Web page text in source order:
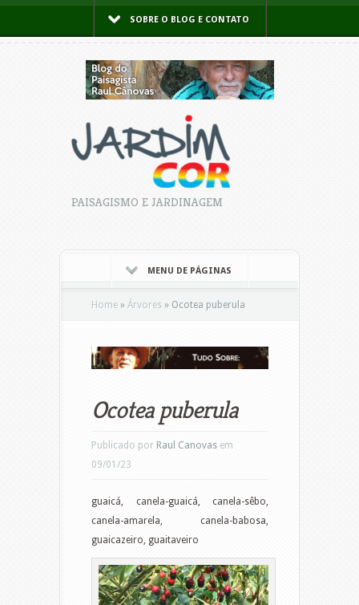
SOBRE O BLOG E CONTATO
PAISAGISMO E JARDINAGEM
MENU DE PÁGINAS
Home » Árvores » Ocotea puberula
Ocotea puberula
Publicado por Raul Canovas em
09/01/23
guaicá, canela-guaicá, canela-sêbo,
canela-amarela, canela-babosa,
guaicazeiro, guaitaveiro